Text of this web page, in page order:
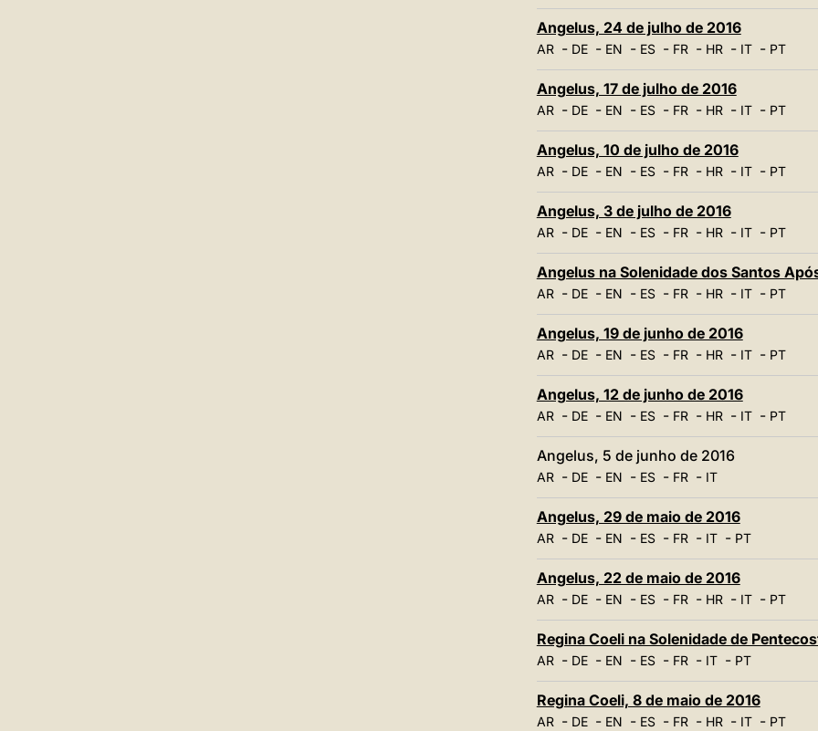
Angelus, 24 de julho de 2016
AR- DE- EN - ES- FR- HR- IT- PT
Angelus, 17 de julho de 2016
AR- DE- EN - ES- FR- HR- IT- PT
Angelus, 10 de julho de 2016
AR- DE- EN - ES- FR- HR- IT- PT
Angelus, 3 de julho de 2016
AR- DE- EN - ES- FR- HR- IT- PT
Angelus na Solenidade dos Santos
AR- DE- EN - ES- FR- HR- IT- PT
Angelus, 19 de junho de 2016
AR- DE- EN - ES- FR- HR- IT- PT
Angelus, 12 de junho de 2016
AR- DE- EN - ES- FR- HR- IT- PT
Angelus, 5 de junho de 2016
AR- DE- EN - ES- FR- IT
Angelus, 29 de maio de 2016
AR- DE- EN - ES- FR- IT- PT
Angelus, 22 de maio de 2016
AR- DE- EN - ES- FR- HR- IT- PT
Regina Coeli na Solenidade de
AR- DE- EN - ES- FR- IT- PT
Regina Coeli, 8 de maio de 2016
AR- DE- EN - ES- FR- HR- IT- PT